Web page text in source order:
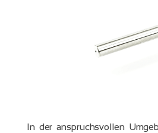
In der anspruchsvollen